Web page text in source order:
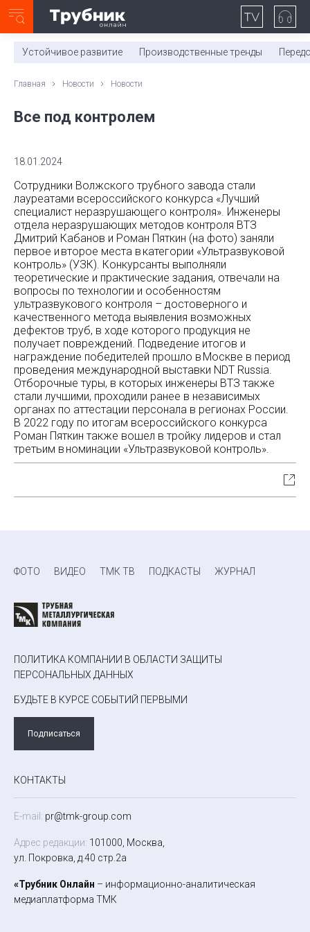
0:00/ 11:03
Устойчивое развитие Производственные тренды
Главная Новости Новости
Все под контролем
18.01.2024
Сотрудники Волжского трубного завода стали
лауреатами всероссийского конкурса «Лучший
специалист неразрушающего контроля». Инженеры
отдела неразрушающих методов контроля ВТЗ
Дмитрий Кабанов и Роман Пяткин (на фото) заняли
первое и второе места в категории «Ультразвуковой
контроль» (УЗК). Конкурсанты выполняли
теоретические и практические задания, отвечали на
вопросы по технологии и особенностям
ультразвукового контроля – достоверного и
качественного метода выявления возможных
дефектов труб, в ходе которого продукция не
получает повреждений. Подведение итогов и
награждение победителей прошло в Москве в период
проведения международной выставки NDT Russia.
Отборочные туры, в которых инженеры ВТЗ также
стали лучшими, проходили ранее в независимых
органах по аттестации персонала в регионах России.
В 2022 году по итогам всероссийского конкурса
Роман Пяткин также вошел в тройку лидеров и стал
третьим в номинации «Ультразвуковой контроль».
ФОТО ВИДЕО ТМК ТВ ПОДКАСТЫ ЖУРНАЛ
ПОЛИТИКА КОМПАНИИ В ОБЛАСТИ ЗАЩИТЫ
ПЕРСОНАЛЬНЫХ ДАННЫХ
БУДЬТЕ В КУРСЕ СОБЫТИЙ ПЕРВЫМИ
Подписаться
КОНТАКТЫ
E-mail: pr@tmk-group.com
Адрес редакции: 101000, Москва,
ул. Покровка, д.40 стр.2а
«Трубник Онлайн – информационно-аналитическая
медиаплатформа ТМК